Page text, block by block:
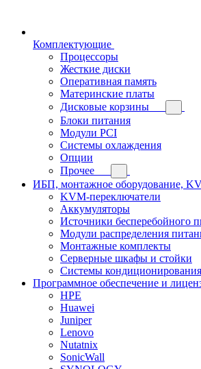
Комплектующие
Процессоры
Жесткие диски
Оперативная память
Материнские платы
Дисковые корзины
Блоки питания
Модули PCI
Системы охлаждения
Опции
Прочее
ИБП, монтажное оборудование,
KVM-переключатели
Аккумуляторы
Источники бесперебойного
Модули распределения
Монтажные комплекты
Серверные шкафы и стойки
Системы
Программное обеспечение и
HPE
Huawei
Juniper
Lenovo
Nutatnix
SonicWall